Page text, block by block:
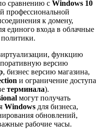
сравнению с Windows 10
профессиональной
к домену,
единого входа в облачные
функцию
версию
, бизнес версию магазина,
и ограничение доступа
терминала).
могут получать
Windows для бизнеса,
обновлений,
рабочие часы.